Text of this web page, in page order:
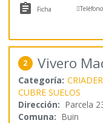
 Ficha Teléfono
2 Vivero
Categoría:
CUBRE SUELOS
Dirección: Parcela
Comuna: Buin